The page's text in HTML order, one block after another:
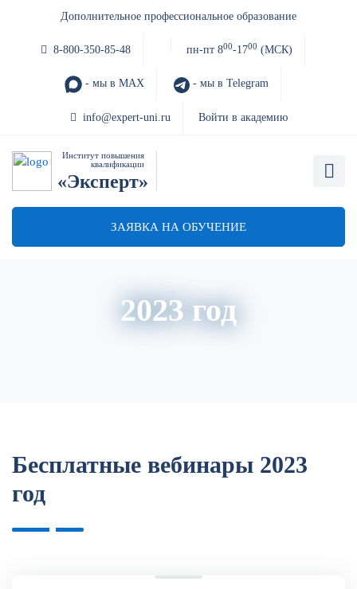
Дополнительное профессиональное образование
8-800-350-85-48 пн-пт 800-1700 (МСК)
- мы в MAX - мы в Telegram
info@expert-uni.ru Войти в академию
Институт повышения
квалификации
«Эксперт»
ЗАЯВКА НА ОБУЧЕНИЕ
2023 год
Бесплатные вебинары 2023
год